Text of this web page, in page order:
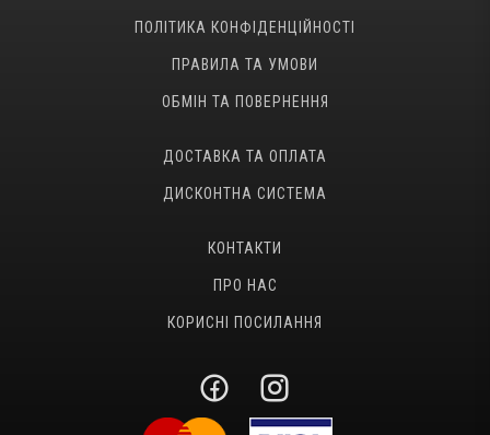
ПОЛІТИКА КОНФІДЕНЦІЙНОСТІ
ПРАВИЛА ТА УМОВИ
ОБМІН ТА ПОВЕРНЕННЯ
ДОСТАВКА ТА ОПЛАТА
ДИСКОНТНА СИСТЕМА
КОНТАКТИ
ПРО НАС
КОРИСНІ ПОСИЛАННЯ